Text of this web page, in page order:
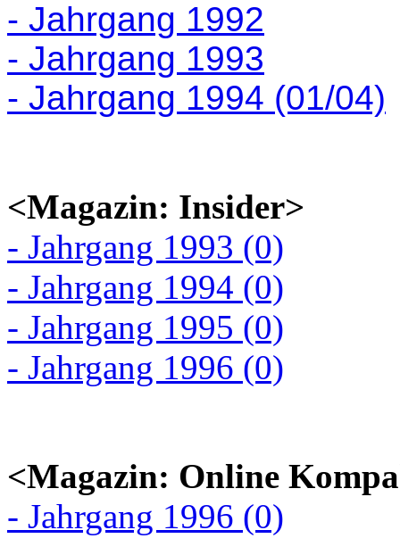
- Jahrgang 1992
- Jahrgang 1993
- Jahrgang 1994 (01/04)
<Magazin: Insider>
- Jahrgang 1993 (0)
- Jahrgang 1994 (0)
- Jahrgang 1995 (0)
- Jahrgang 1996 (0)
<Magazin: Online
- Jahrgang 1996 (0)